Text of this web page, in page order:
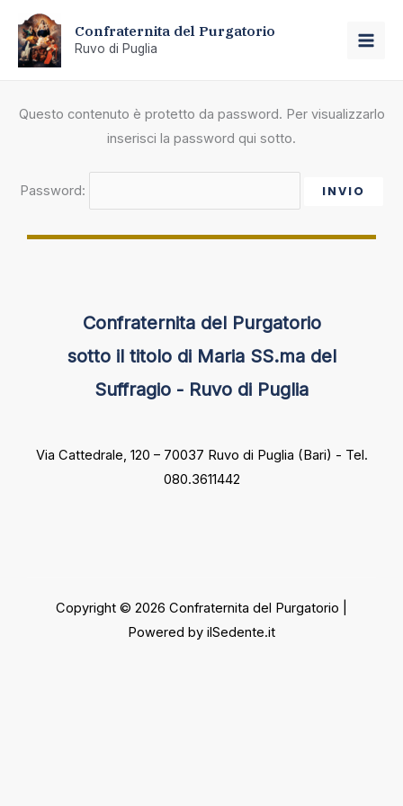
contenuto
Confraternita del Purgatorio
Ruvo di Puglia
Questo contenuto è protetto da password. Per visualizzarlo
inserisci la password qui sotto.
Password:
Confraternita del Purgatorio
sotto il titolo di Maria SS.ma del
Suffragio - Ruvo di Puglia
Via Cattedrale, 120 – 70037 Ruvo di Puglia (Bari) - Tel.
080.3611442
Copyright © 2026 Confraternita del Purgatorio |
Powered by ilSedente.it